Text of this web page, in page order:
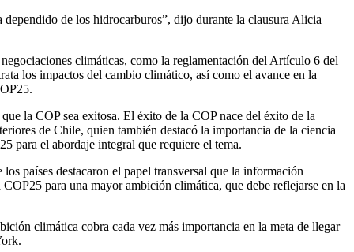
de los hidrocarburos”, dijo durante la clausura Alicia
climáticas, como la reglamentación del Artículo 6 del
los impactos del cambio climático, así como el avance en la
la COP sea exitosa. El éxito de la COP nace del éxito de la
de Chile, quien también destacó la importancia de la ciencia
para el abordaje integral que requiere el tema.
países destacaron el papel transversal que la información
para una mayor ambición climática, que debe reflejarse en la
climática cobra cada vez más importancia en la meta de llegar